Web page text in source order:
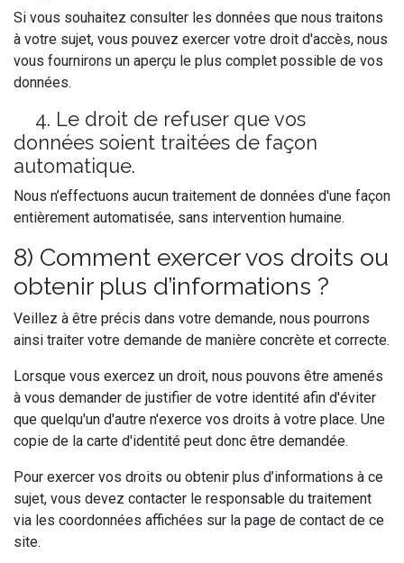
Si vous souhaitez consulter les données que nous traitons
à votre sujet, vous pouvez exercer votre droit d'accès, nous
vous fournirons un aperçu le plus complet possible de vos
données.
4. Le droit de refuser que vos
données soient traitées de façon
automatique.
Nous n’effectuons aucun traitement de données d'une façon
entièrement automatisée, sans intervention humaine.
8) Comment exercer vos droits ou
obtenir plus d’informations ?
Veillez à être précis dans votre demande, nous pourrons
ainsi traiter votre demande de manière concrète et correcte.
Lorsque vous exercez un droit, nous pouvons être amenés
à vous demander de justifier de votre identité afin d'éviter
que quelqu'un d'autre n'exerce vos droits à votre place. Une
copie de la carte d'identité peut donc être demandée.
Pour exercer vos droits ou obtenir plus d’informations à ce
sujet, vous devez contacter le responsable du traitement
via les coordonnées affichées sur la page de contact de ce
site.